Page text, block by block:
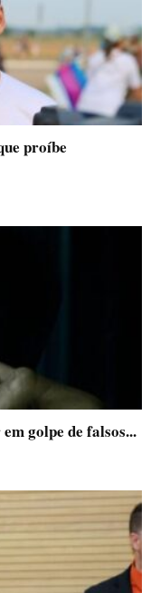
proíbe
golpe de falsos...